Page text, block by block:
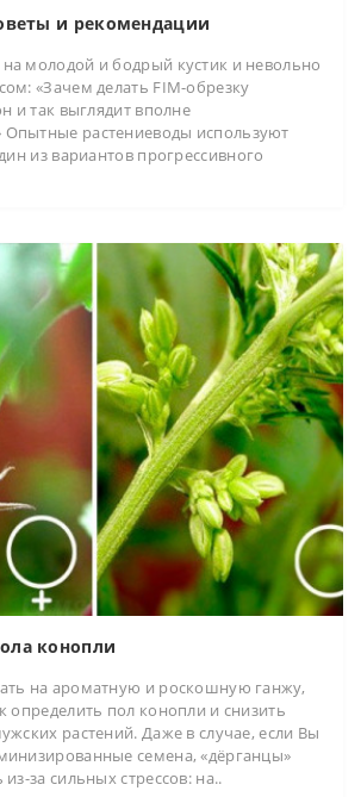
и рекомендации
молодой и бодрый кустик и невольно
«Зачем делать FIM-обрезку
и так выглядит вполне
растениеводы используют
из вариантов прогрессивного
конопли
на ароматную и роскошную ганжу,
определить пол конопли и снизить
растений. Даже в случае, если Вы
семена, «дёрганцы»
за сильных стрессов: на..